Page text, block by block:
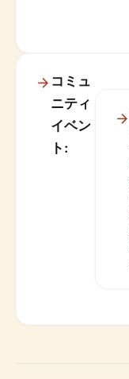
コミュ
ニティ
イベン
ト: